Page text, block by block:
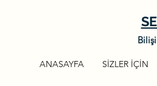
ANASAYFA SİZLER İÇİN